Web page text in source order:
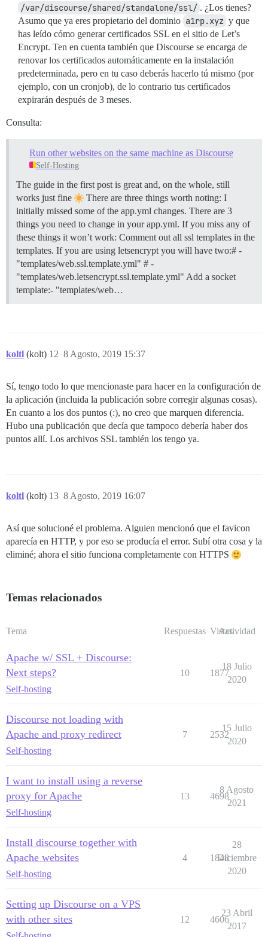
/var/discourse/shared/standalone/ssl/ . ¿Los tienes?
Asumo que ya eres propietario del dominio a1rp.xyz y que
has leído cómo generar certificados SSL en el sitio de Let’s
Encrypt. Ten en cuenta también que Discourse se encarga de
renovar los certificados automáticamente en la instalación
predeterminada, pero en tu caso deberás hacerlo tú mismo (por
ejemplo, con un cronjob), de lo contrario tus certificados
expirarán después de 3 meses.
Consulta:
Run other websites on the same machine as Discourse
Self-Hosting
The guide in the first post is great and, on the whole, still
works just fine
There are three things worth noting: I
initially missed some of the app.yml changes. There are 3
things you need to change in your app.yml. If you miss any of
these things it won’t work: Comment out all ssl templates in the
templates. If you are using letsencrypt you will have two:# -
"templates/web.ssl.template.yml" # -
"templates/web.letsencrypt.ssl.template.yml" Add a socket
template:- "templates/web…
koltl (kolt) 8 Agosto, 2019 15:37
12
Sí, tengo todo lo que mencionaste para hacer en la configuración de
la aplicación (incluida la publicación sobre corregir algunas cosas).
En cuanto a los dos puntos (:), no creo que marquen diferencia.
Hubo una publicación que decía que tampoco debería haber dos
puntos allí. Los archivos SSL también los tengo ya.
koltl (kolt) 8 Agosto, 2019 16:07
13
Así que solucioné el problema. Alguien mencionó que el favicon
aparecía en HTTP, y por eso se producía el error. Subí otra cosa y la
eliminé; ahora el sitio funciona completamente con HTTPS
Temas relacionados
Tema Respuestas Vistas
Actividad
Apache w/ SSL + Discourse:
Next steps?
Self-hosting
10 1877
18 Julio
2020
Discourse not loading with
Apache and proxy redirect
Self-hosting
7 2532
15 Julio
2020
I want to install using a reverse
proxy for Apache
Self-hosting
13 4698
8 Agosto
2021
Install discourse together with
Apache websites
Self-hosting
4 1848
28
Diciembre
2020
Setting up Discourse on a VPS
with other sites
12 4606
23 Abril
2017